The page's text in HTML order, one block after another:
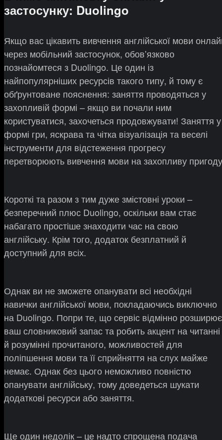
застосунку: Duolingo
Якщо вас цікавить вивчення англійської мови
через мобільний застосунок, обовʼязково
познайомтеся з Duolingo. Це один із
найпопулярніших ресурсів такого типу, й тому є
обґрунтоване пояснення: заняття проводяться у
захопливій формі – якщо ви почали ним
користуватися, захочеться продовжувати! Заняття у
формі гри, яскрава та чітка візуалізація та веселі
інструменти для відстеження прогресу
перетворюють вивчення мови на захопливу
Короткі та разом з тим дуже змістовні уроки –
безперечний плюс Duolingo, оскільки вам стає
набагато простіше знаходити час на свою
англійську. Крім того, додаток безплатний й
доступний для всіх.
Однак ви не зможете опанувати всі необхідні
навички англійської мови, покладаючись виключно
на Duolingo. Попри те, що сервіс відмінно розширює
ваш словниковий запас та робить акцент на читанні
й розумінні прочитаного, можливостей для
поліпшення мови та її сприйняття на слух майже
немає. Однак без цього неможливо повністю
опанувати англійську, тому доведеться шукати
додаткові ресурси або заняття.
Ще один недолік – це надто спрощена подача